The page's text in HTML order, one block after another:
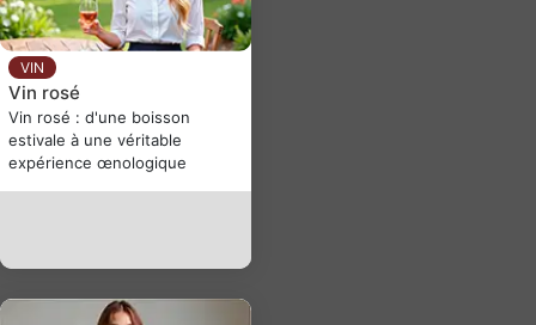
VIN
Vin rosé
Vin rosé : d'une boisson
estivale à une véritable
expérience œnologique